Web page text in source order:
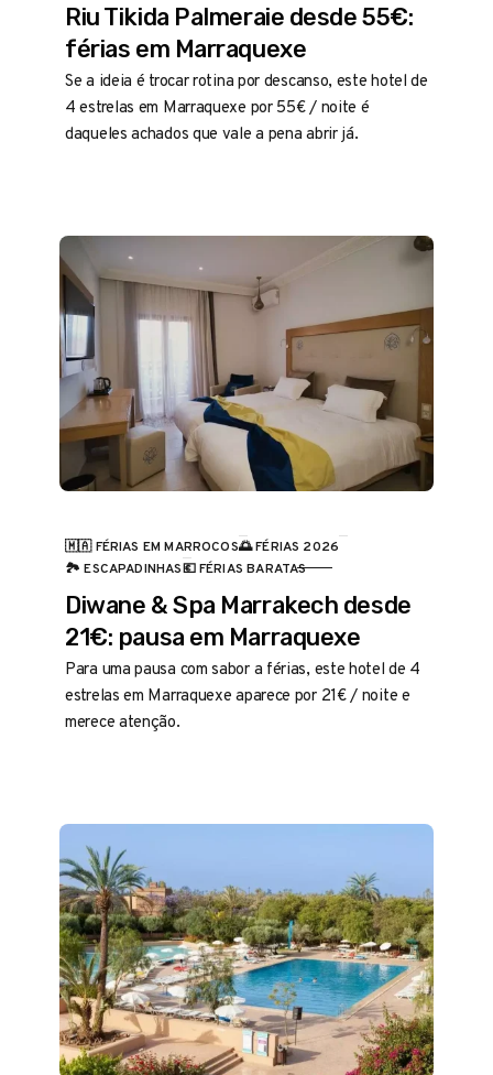
Riu Tikida Palmeraie desde 55€:
férias em Marraquexe
Se a ideia é trocar rotina por descanso, este hotel de
4 estrelas em Marraquexe por 55€ / noite é
daqueles achados que vale a pena abrir já.
CATEGORIA
🇲🇦 FÉRIAS EM MARROCOS🌅 FÉRIAS 2026
🏞️ ESCAPADINHAS💶 FÉRIAS BARATAS
Diwane & Spa Marrakech desde
21€: pausa em Marraquexe
Para uma pausa com sabor a férias, este hotel de 4
estrelas em Marraquexe aparece por 21€ / noite e
merece atenção.